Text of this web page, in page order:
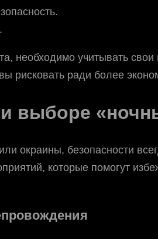
необходимо учитывать
рисковать ради более
выборе
окраины, безопасности
которые помогут